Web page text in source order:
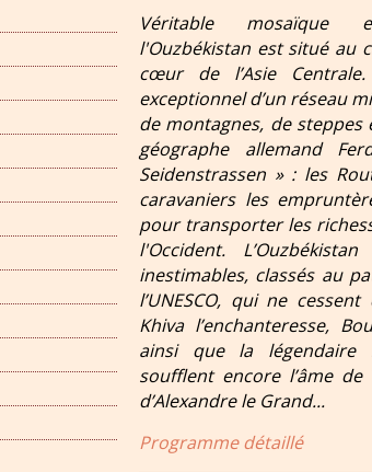
Véritable mosaïque
l'Ouzbékistan est situé au
cœur de l’Asie
exceptionnel d’un réseau
de montagnes, de
géographe allemand
Seidenstrassen » : les
caravaniers les
pour transporter les
l'Occident.
inestimables, classés au
l’UNESCO, qui ne
Khiva l’enchanteresse,
ainsi que la légendaire
soufflent encore l’âme
d’Alexandre le Grand...
Programme détaillé